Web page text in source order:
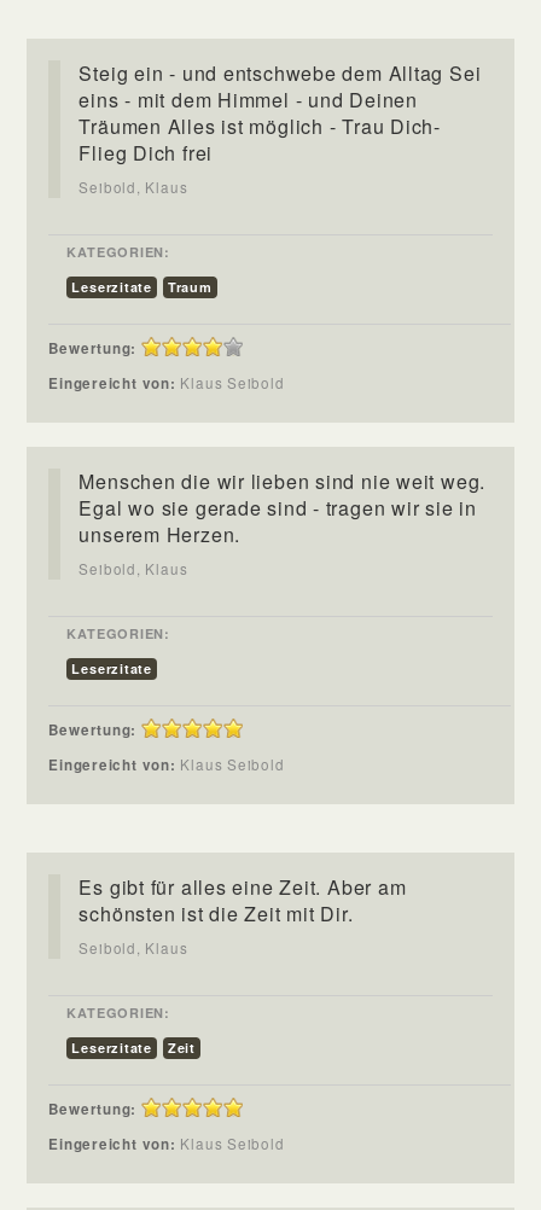
Steig ein - und entschwebe dem Alltag Sei
eins - mit dem Himmel - und Deinen
Träumen Alles ist möglich - Trau Dich-
Flieg Dich frei
Seibold, Klaus
KATEGORIEN:
Leserzitate
Traum
Bewertung:
Eingereicht von: Klaus Seibold
Menschen die wir lieben sind nie weit weg.
Egal wo sie gerade sind - tragen wir sie in
unserem Herzen.
Seibold, Klaus
KATEGORIEN:
Leserzitate
Bewertung:
Eingereicht von: Klaus Seibold
Es gibt für alles eine Zeit. Aber am
schönsten ist die Zeit mit Dir.
Seibold, Klaus
KATEGORIEN:
Leserzitate
Zeit
Bewertung:
Eingereicht von: Klaus Seibold